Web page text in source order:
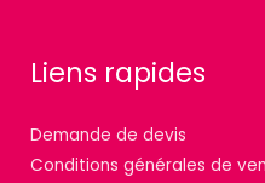
Liens rapides
Demande de devis
Conditions générales de